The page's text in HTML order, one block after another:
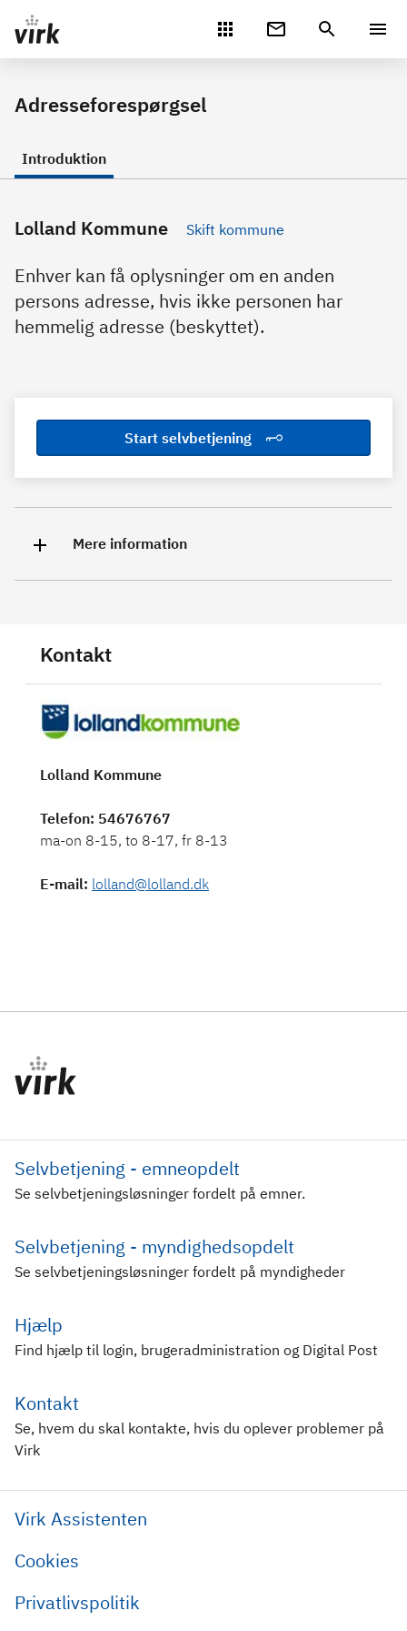
Gå direkte til indhold
Adresseforespørgsel
Introduktion
Lolland Kommune Skift kommune
Enhver kan få oplysninger om en anden
persons adresse, hvis ikke personen har
hemmelig adresse (beskyttet).
Start selvbetjening
Mere information
Kontakt
Lolland Kommune
Telefon: 54676767
ma-on 8-15, to 8-17, fr 8-13
E-mail: lolland@lolland.dk
Selvbetjening - emneopdelt
Se selvbetjeningsløsninger fordelt på emner.
Selvbetjening - myndighedsopdelt
Se selvbetjeningsløsninger fordelt på myndigheder
Hjælp
Find hjælp til login, brugeradministration og Digital Post
Kontakt
Se, hvem du skal kontakte, hvis du oplever problemer på
Virk
Virk Assistenten
Cookies
Privatlivspolitik